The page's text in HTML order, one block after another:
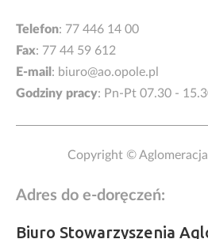
Telefon: 77 446 14 00
Fax: 77 44 59 612
E-mail : biuro@ao.opole.pl
Godziny pracy: Pn-Pt 07.30 -
Copyright ©
Adres do e-doręczeń:
Biuro Stowarzyszenia